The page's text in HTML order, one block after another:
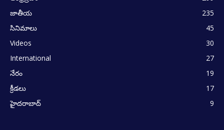
జాతీయ
235
సినిమాలు
45
Videos
30
International
27
నేరం
19
క్రీడలు
17
హైదరాబాద్
9